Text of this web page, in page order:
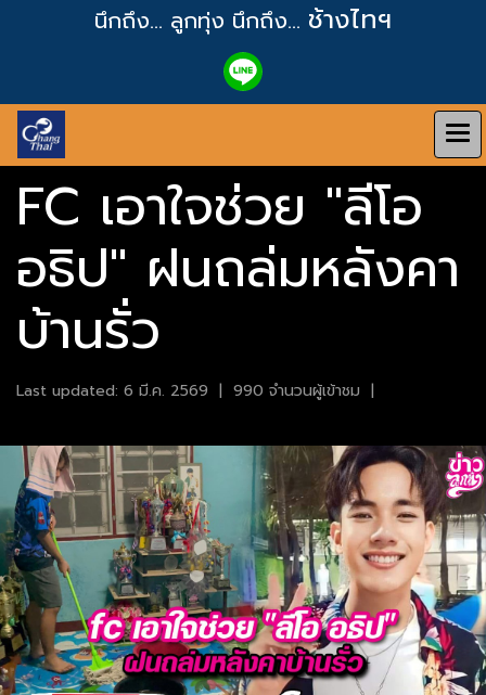
นึกถึง... ลูกทุ่ง นึกถึง... ช้างไทฯ
FC เอาใจช่วย "ลีโอ
อธิป" ฝนถล่มหลังคา
บ้านรั่ว
Last updated: 6 มี.ค. 2569 | 990 จำนวนผู้เข้าชม |